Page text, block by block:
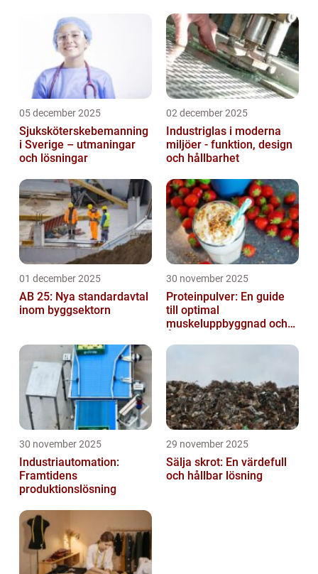
05 december 2025
Sjuksköterskebemanning
i Sverige – utmaningar
och lösningar
02 december 2025
Industriglas i moderna
miljöer - funktion, design
och hållbarhet
01 december 2025
AB 25: Nya standardavtal
inom byggsektorn
30 november 2025
Proteinpulver: En guide
till optimal
muskeluppbyggnad och
30 november 2025
Industriautomation:
Framtidens
produktionslösning
29 november 2025
Sälja skrot: En värdefull
och hållbar lösning